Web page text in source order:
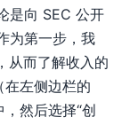
是向 SEC 公开
为第一步，我
从而了解收入的
在左侧边栏的
然后选择“创